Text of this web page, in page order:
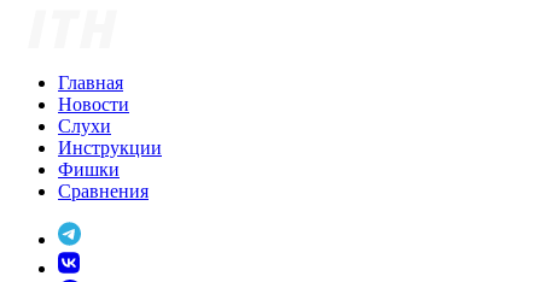
Главная
Новости
Слухи
Инструкции
Фишки
Сравнения